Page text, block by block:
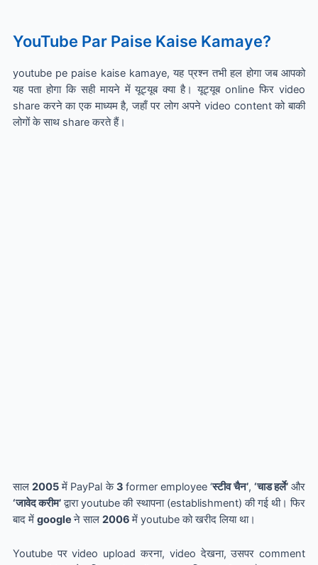
YouTube Par Paise Kaise Kamaye?
youtube pe paise kaise kamaye, यह प्रश्न तभी हल होगा जब आपको
यह पता होगा कि सही मायने में यूट्यूब क्या है।यूट्यूब online फिर video
share करने का एक माध्यम है, जहाँ पर लोग अपने video content को बाकी
लोगों के साथ share करते हैं।
साल2005में PayPal के3 former employee ‘स्टीव चैन’, ‘चाड हर्ले’और
‘जावेद करीम’द्वाराyoutube की स्थापना (establishment) की गई थी। फिर
बाद में googleने साल 2006में youtube को खरीद लिया था।
Youtube पर video upload करना, video देखना, उसपर comment